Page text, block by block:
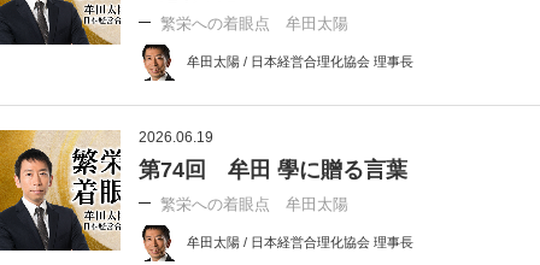
繁栄への着眼点 牟田太陽
牟田太陽 / 日本経営合理化協会 理事長
2026.06.19
第74回 牟田 學に贈る言葉
繁栄への着眼点 牟田太陽
牟田太陽 / 日本経営合理化協会 理事長